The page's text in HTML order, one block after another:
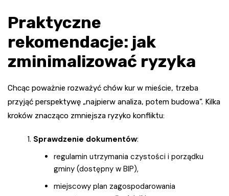
Praktyczne
rekomendacje: jak
zminimalizować ryzyka
Chcąc poważnie rozważyć chów kur w mieście, trzeba
przyjąć perspektywę „najpierw analiza, potem budowa”. Kilka
kroków znacząco zmniejsza ryzyko konfliktu:
Sprawdzenie dokumentów:
regulamin utrzymania czystości i porządku
gminy (dostępny w BIP),
miejscowy plan zagospodarowania